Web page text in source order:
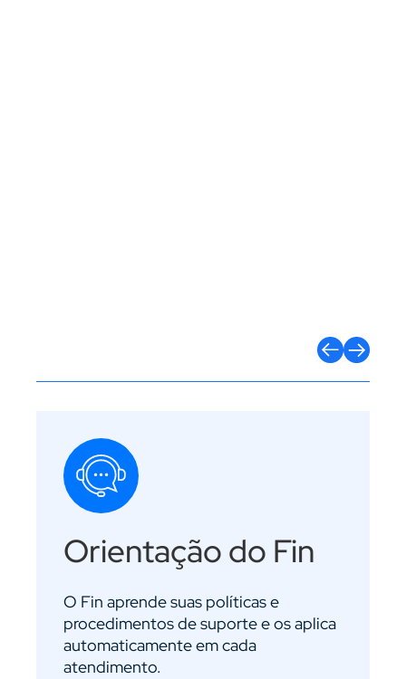
Orientação do Fin
O Fin aprende suas políticas e
procedimentos de suporte e os aplica
automaticamente em cada
atendimento.